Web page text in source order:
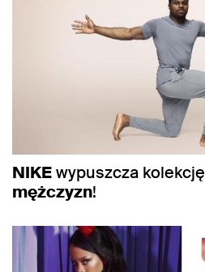
NIKEwypuszcza kolekcję
mężczyzn!